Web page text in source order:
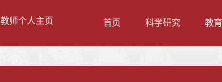
教师个人主页 首页 科学研究 教